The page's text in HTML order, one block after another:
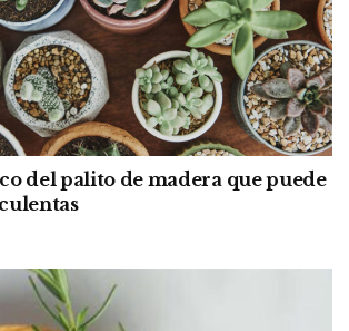
del palito de madera que puede